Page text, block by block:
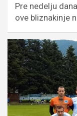
Pre nedelju
ove bliznakinje